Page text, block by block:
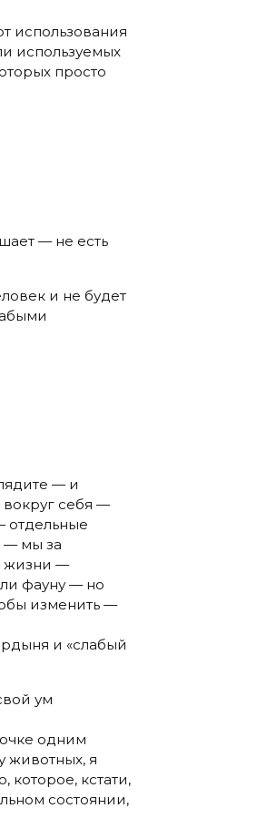
использования
используемых
просто
— не есть
и не будет
— и
себя —
отдельные
— мы за
жизни —
фауну — но
изменить —
и «слабый
ум
одним
животных, я
кстати,
состоянии,